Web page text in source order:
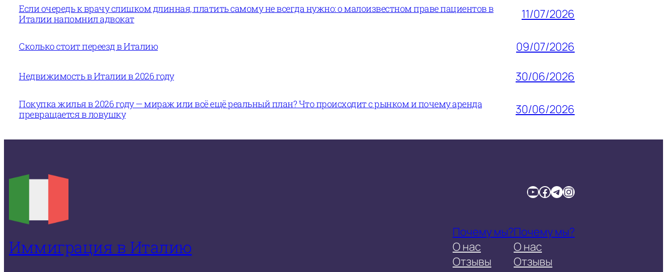
Если очередь к врачу слишком длинная, платить самому не всегда нужно: о малоизвестном праве пациентов в
Италии напомнил адвокат
11/07/2026
Сколько стоит переезд в Италию 09/07/2026
Недвижимость в Италии в 2026 году 30/06/2026
Покупка жилья в 2026 году — мираж или всё ещё реальный план? Что происходит с рынком и почему аренда
превращается в ловушку
30/06/2026
YouTube Facebook TelegramInstagram
Иммиграция в Италию
Почему мы?
О нас
Отзывы
Почему мы?
О нас
Отзывы